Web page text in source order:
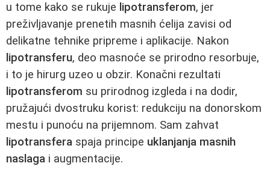
u tome kako se rukuje lipotransferom, jer
preživljavanje prenetih masnih ćelija zavisi od
delikatne tehnike pripreme i aplikacije. Nakon
lipotransferu, deo masnoće se prirodno resorbuje,
i to je hirurg uzeo u obzir. Konačni rezultati
lipotransferom su prirodnog izgleda i na dodir,
pružajući dvostruku korist: redukciju na donorskom
mestu i punoću na prijemnom. Sam zahvat
lipotransfera spaja principe uklanjanja masnih
naslaga i augmentacije.